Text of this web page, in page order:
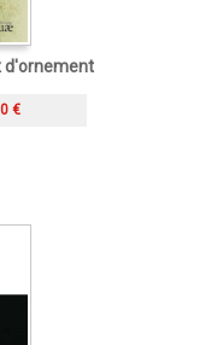
d'ornement
€